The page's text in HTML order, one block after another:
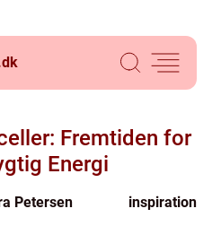
dk
Fremtiden for
Energi
Petersen inspiration